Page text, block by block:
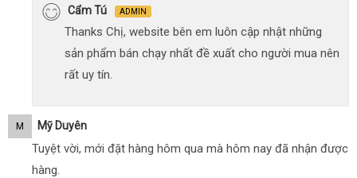
Cẩm Tú ADMIN
Thanks Chị, website bên em luôn cập nhật những
sản phẩm bán chạy nhất đề xuất cho người mua nên
rất uy tín.
M Mỹ Duyên
Tuyệt vời, mới đặt hàng hôm qua mà hôm nay đã nhận được
hàng.